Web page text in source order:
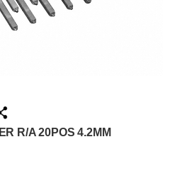
R/A 20POS 4.2MM